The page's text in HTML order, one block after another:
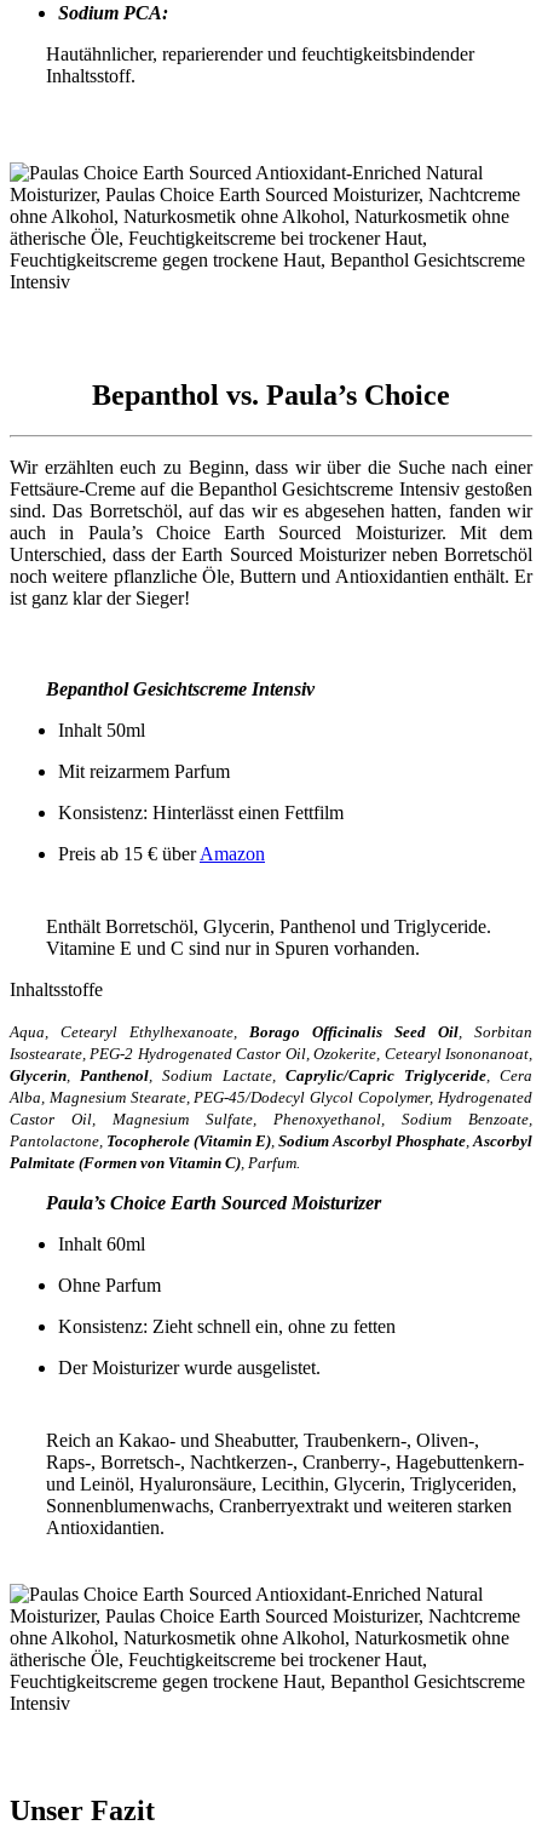
Sodium PCA:
Hautähnlicher, reparierender und feuchtigkeitsbindender
Inhaltsstoff.
Bepanthol vs. Paula’s Choice
Wir erzählten euch zu Beginn, dass wir über die Suche nach einer
Fettsäure-Creme auf die Bepanthol Gesichtscreme Intensiv gestoßen
sind. Das Borretschöl, auf das wir es abgesehen hatten, fanden wir
auch in Paula’s Choice Earth Sourced Moisturizer. Mit dem
Unterschied, dass der Earth Sourced Moisturizer neben Borretschöl
noch weitere pflanzliche Öle, Buttern und Antioxidantien enthält. Er
ist ganz klar der Sieger!
Bepanthol Gesichtscreme Intensiv
Inhalt 50ml
Mit reizarmem Parfum
Konsistenz: Hinterlässt einen Fettfilm
Preis ab 15 € überAmazon
Enthält Borretschöl, Glycerin, Panthenol und Triglyceride.
Vitamine E und C sind nur in Spuren vorhanden.
Inhaltsstoffe
Aqua, Cetearyl Ethylhexanoate, Borago Officinalis Seed Oil, Sorbitan
Isostearate, PEG-2 Hydrogenated Castor Oil, Ozokerite, Cetearyl Isononanoat,
Glycerin,Panthenol, Sodium Lactate, Caprylic/Capric Triglyceride, Cera
Alba, Magnesium Stearate, PEG-45/Dodecyl Glycol Copolymer, Hydrogenated
Castor Oil, Magnesium Sulfate, Phenoxyethanol, Sodium Benzoate,
Pantolactone, Tocopherole (Vitamin E), Sodium Ascorbyl Phosphate,Ascorbyl
Palmitate (Formen von Vitamin C), Parfum.
Paula’s Choice Earth Sourced Moisturizer
Inhalt 60ml
Ohne Parfum
Konsistenz: Zieht schnell ein, ohne zu fetten
Der Moisturizer wurde ausgelistet.
Reich an Kakao- und Sheabutter, Traubenkern-, Oliven-,
Raps-, Borretsch-, Nachtkerzen-, Cranberry-, Hagebuttenkern-
und Leinöl, Hyaluronsäure, Lecithin, Glycerin, Triglyceriden,
Sonnenblumenwachs, Cranberryextrakt und weiteren starken
Antioxidantien.
Unser Fazit